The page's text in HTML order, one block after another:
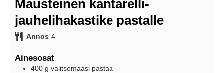
Mausteinen kantarelli-
jauhelihakastike pastalle
Annos 4
Ainesosat
400 g valitsemaasi pastaa